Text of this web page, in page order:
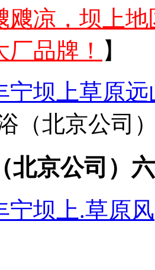
飕凉，坝上
品牌！ 】
宁坝上草原远
（北京公司
北京公司）
宁坝上.草原风